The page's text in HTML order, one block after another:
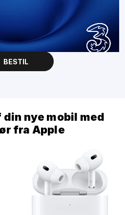
BESTIL
din nye mobil med
fra Apple